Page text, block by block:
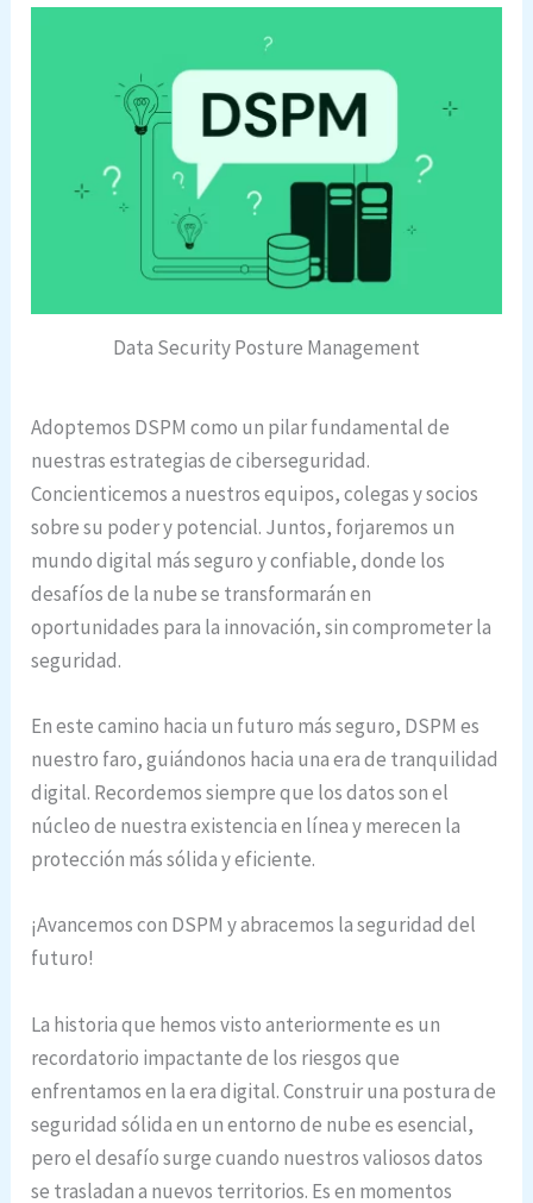
Data Security Posture Management
Adoptemos DSPM como un pilar fundamental de
nuestras estrategias de ciberseguridad.
Concienticemos a nuestros equipos, colegas y socios
sobre su poder y potencial. Juntos, forjaremos un
mundo digital más seguro y confiable, donde los
desafíos de la nube se transformarán en
oportunidades para la innovación, sin comprometer la
seguridad.
En este camino hacia un futuro más seguro, DSPM es
nuestro faro, guiándonos hacia una era de tranquilidad
digital. Recordemos siempre que los datos son el
núcleo de nuestra existencia en línea y merecen la
protección más sólida y eficiente.
¡Avancemos con DSPM y abracemos la seguridad del
futuro!
La historia que hemos visto anteriormente es un
recordatorio impactante de los riesgos que
enfrentamos en la era digital. Construir una postura de
seguridad sólida en un entorno de nube es esencial,
pero el desafío surge cuando nuestros valiosos datos
se trasladan a nuevos territorios. Es en momentos